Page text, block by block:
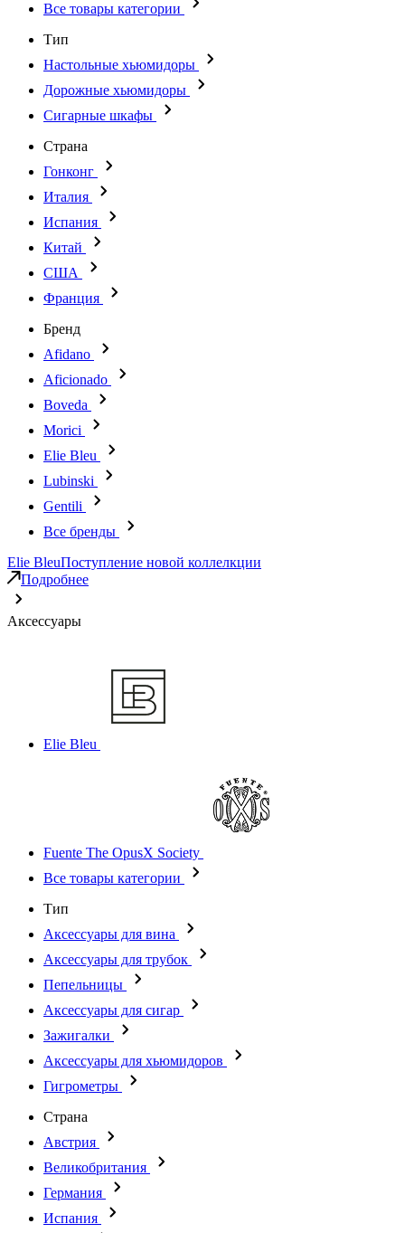
Все товары категории
Тип
Настольные хьюмидоры
Дорожные хьюмидоры
Сигарные шкафы
Страна
Гонконг
Италия
Испания
Китай
США
Франция
Бренд
Afidano
Aficionado
Boveda
Morici
Elie Bleu
Lubinski
Gentili
Все бренды
Elie BleuПоступление новой коллелкции
Подробнее
Аксессуары
Elie Bleu
Fuente The OpusX Society
Все товары категории
Тип
Аксессуары для вина
Аксессуары для трубок
Пепельницы
Аксессуары для сигар
Зажигалки
Аксессуары для хьюмидоров
Гигрометры
Страна
Австрия
Великобритания
Германия
Испания